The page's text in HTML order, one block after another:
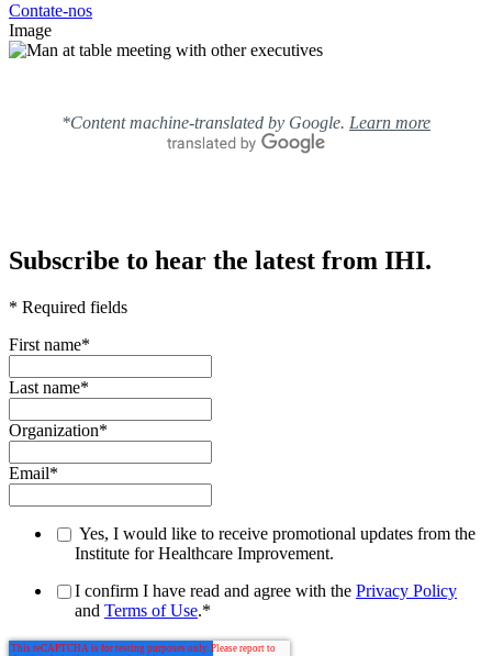
Contate-nos
Image
*Content machine-translated by Google. Learn more
Subscribe to hear the latest from IHI.
* Required fields
First name*
Last name*
Organization*
Email*
Yes, I would like to receive promotional updates from the
Institute for Healthcare Improvement.
I confirm I have read and agree with the Privacy Policy
and Terms of Use.*